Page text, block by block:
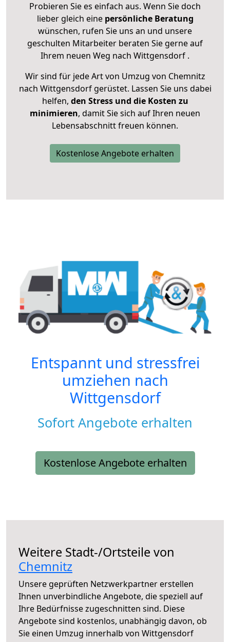
Probieren Sie es einfach aus. Wenn Sie doch
lieber gleich eine persönliche Beratung
wünschen, rufen Sie uns an und unsere
geschulten Mitarbeiter beraten Sie gerne auf
Ihrem neuen Weg nach Wittgensdorf .
Wir sind für jede Art von Umzug von Chemnitz
nach Wittgensdorf gerüstet. Lassen Sie uns dabei
helfen, den Stress und die Kosten zu
minimieren, damit Sie sich auf Ihren neuen
Lebensabschnitt freuen können.
Kostenlose Angebote erhalten
Entspannt und stressfrei
umziehen nach
Wittgensdorf
Sofort Angebote erhalten
Kostenlose Angebote erhalten
Weitere Stadt-/Ortsteile von
Chemnitz
Unsere geprüften Netzwerkpartner erstellen
Ihnen unverbindliche Angebote, die speziell auf
Ihre Bedürfnisse zugeschnitten sind. Diese
Angebote sind kostenlos, unabhängig davon, ob
Sie einen Umzug innerhalb von Wittgensdorf